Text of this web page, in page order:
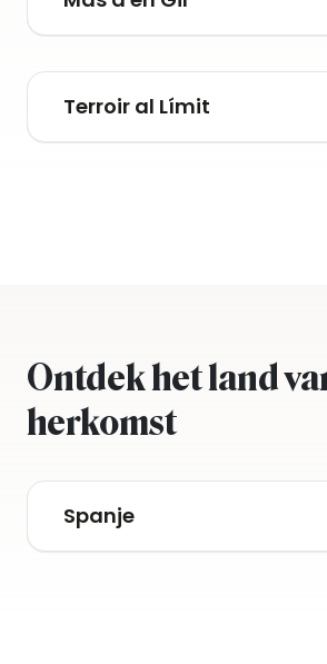
Terroir al Límit
Ontdek het land
herkomst
Spanje